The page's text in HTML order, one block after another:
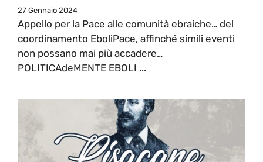
27 Gennaio 2024
Appello per la Pace alle comunità ebraiche… del
coordinamento EboliPace, affinché simili eventi
non possano mai più accadere…
POLITICAdeMENTE EBOLI ...